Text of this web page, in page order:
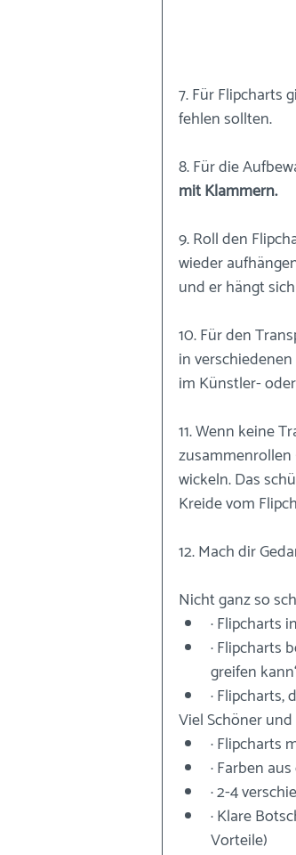
7. Für Flipcharts
fehlen sollten.
8. Für die
mit Klammern.
9. Roll den
wieder
und er hängt
10. Für den
in
im Künstler-
11. Wenn keine
wickeln. Das
Kreide vom
12. Mach dir
Nicht ganz so
· Flipcharts
· Flipcharts
greifen
·
Viel Schöner
· Flipcharts
· Farben
· 2-4
· Klare
Vorteile)